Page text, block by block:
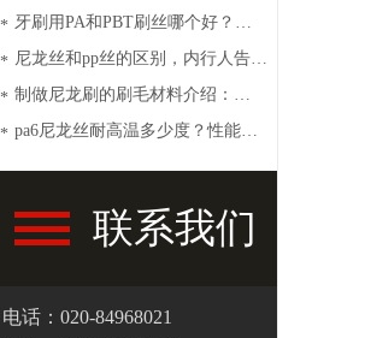
些？【明旺】
* 牙刷用PA和PBT刷丝哪个好？性
价比高选这种[明旺]
* 尼龙丝和pp丝的区别，内行人告诉
你【明旺】
* 制做尼龙刷的刷毛材料介绍：
PA6、PA66、PET和PBT
* pa6尼龙丝耐高温多少度？性能特
点介绍【明旺】
联系我们
电话：020-84968021